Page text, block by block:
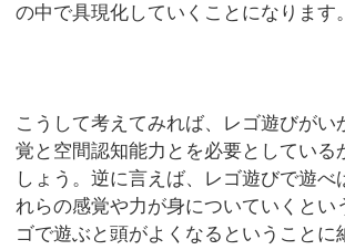
の中で具現化していくことになります。
こうして考えてみれば、レゴ遊びがい
覚と空間認知能力とを必要としている
しょう。逆に言えば、レゴ遊びで遊べ
れらの感覚や力が身についていくとい
ゴで遊ぶと頭がよくなるということに